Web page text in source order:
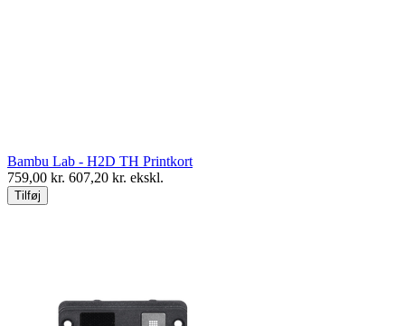
Bambu Lab - H2D TH Printkort
759,00 kr. 607,20 kr. ekskl.
Tilføj